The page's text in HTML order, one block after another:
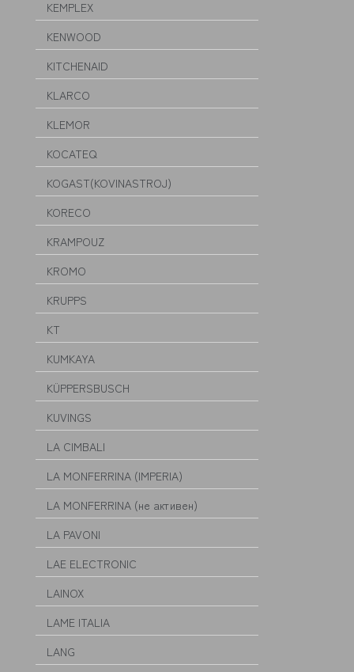
KEMPLEX
KENWOOD
KITCHENAID
KLARCO
KLEMOR
KOCATEQ
KOGAST(KOVINASTROJ)
KORECO
KRAMPOUZ
KROMO
KRUPPS
KT
KUMKAYA
KÜPPERSBUSCH
KUVINGS
LA CIMBALI
LA MONFERRINA (IMPERIA)
LA MONFERRINA (не активен)
LA PAVONI
LAE ELECTRONIC
LAINOX
LAME ITALIA
LANG